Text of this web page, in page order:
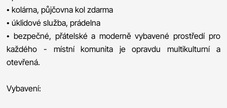
• kolárna, půjčovna kol zdarma
• úklidové služba, prádelna
• bezpečné, přátelské a moderně vybavené prostředí pro
každého - místní komunita je opravdu multikulturní a
otevřená.
Vybavení: